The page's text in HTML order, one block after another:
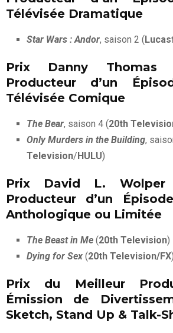
Télévisée Dramatique
Star Wars : Andor, saison 2 (
Prix Danny Thomas
Producteur d’un
Télévisée Comique
The Bear, saison 4 (20th
Only Murders in the Building,
Television/ HULU)
Prix David L. Wolper
Producteur d’un
Anthologique ou Limitée
The Beast in Me (20th Television)
Dying for Sex (20th Television/FX)
Prix du Meilleur
Émission de
Sketch, Stand Up & Talk-